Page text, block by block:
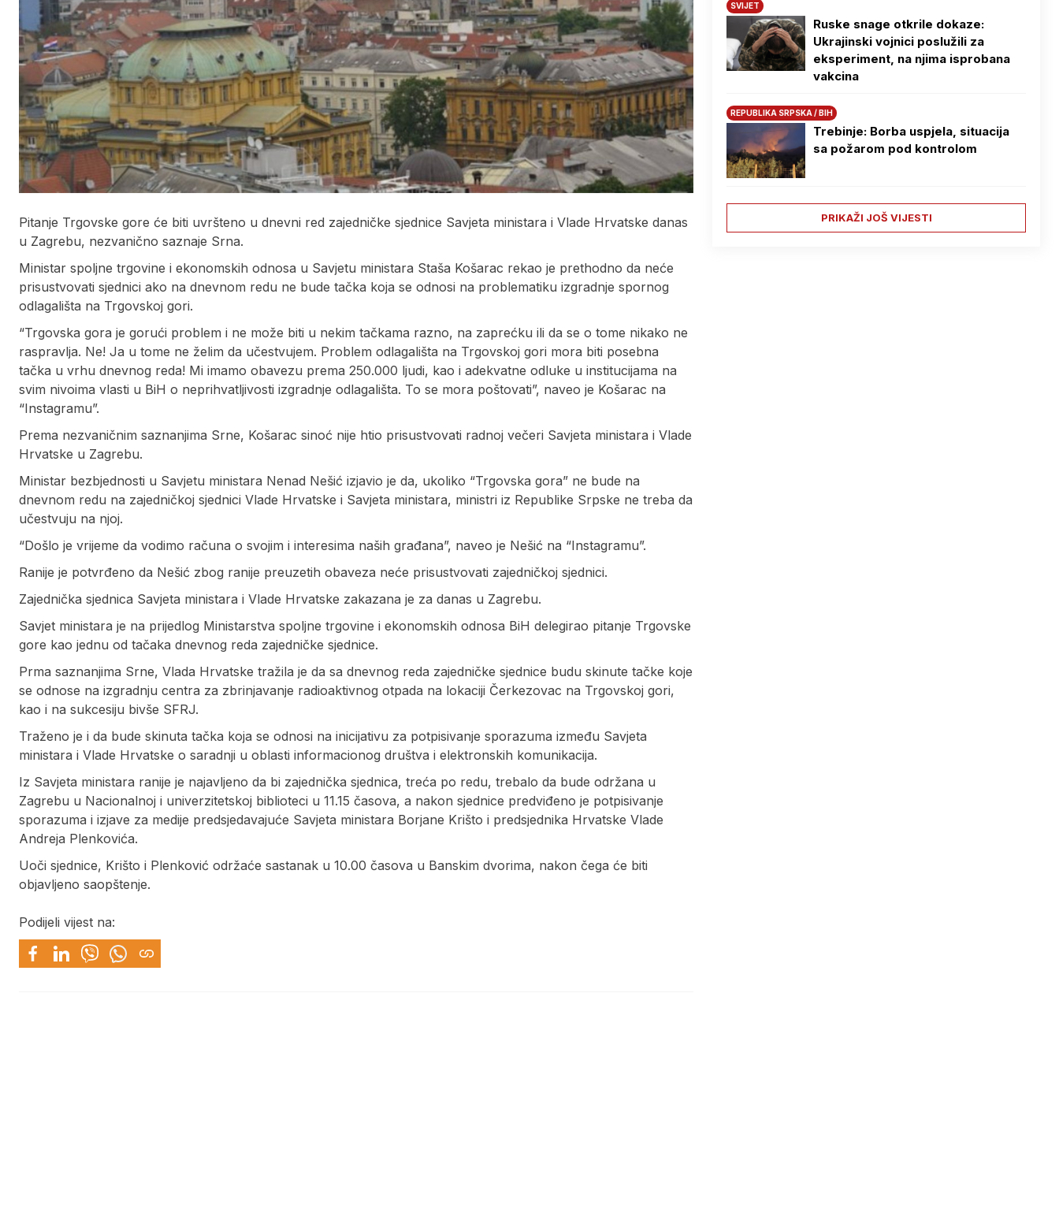
Pitanje Trgovske gore će biti uvršteno u dnevni red zajedničke sjednice Savjeta ministara i Vlade Hrvatske danas
u Zagrebu, nezvanično saznaje Srna.
Ministar spoljne trgovine i ekonomskih odnosa u Savjetu ministara Staša Košarac rekao je prethodno da neće
prisustvovati sjednici ako na dnevnom redu ne bude tačka koja se odnosi na problematiku izgradnje spornog
odlagališta na Trgovskoj gori.
“Trgovska gora je gorući problem i ne može biti u nekim tačkama razno, na zaprećku ili da se o tome nikako ne
raspravlja. Ne! Ja u tome ne želim da učestvujem. Problem odlagališta na Trgovskoj gori mora biti posebna
tačka u vrhu dnevnog reda! Mi imamo obavezu prema 250.000 ljudi, kao i adekvatne odluke u institucijama na
svim nivoima vlasti u BiH o neprihvatljivosti izgradnje odlagališta. To se mora poštovati”, naveo je Košarac na
“Instagramu”.
Prema nezvaničnim saznanjima Srne, Košarac sinoć nije htio prisustvovati radnoj večeri Savjeta ministara i Vlade
Hrvatske u Zagrebu.
Ministar bezbjednosti u Savjetu ministara Nenad Nešić izjavio je da, ukoliko “Trgovska gora” ne bude na
dnevnom redu na zajedničkoj sjednici Vlade Hrvatske i Savjeta ministara, ministri iz Republike Srpske ne treba da
učestvuju na njoj.
“Došlo je vrijeme da vodimo računa o svojim i interesima naših građana”, naveo je Nešić na “Instagramu”.
Ranije je potvrđeno da Nešić zbog ranije preuzetih obaveza neće prisustvovati zajedničkoj sjednici.
Zajednička sjednica Savjeta ministara i Vlade Hrvatske zakazana je za danas u Zagrebu.
Savjet ministara je na prijedlog Ministarstva spoljne trgovine i ekonomskih odnosa BiH delegirao pitanje Trgovske
gore kao jednu od tačaka dnevnog reda zajedničke sjednice.
Prma saznanjima Srne, Vlada Hrvatske tražila je da sa dnevnog reda zajedničke sjednice budu skinute tačke koje
se odnose na izgradnju centra za zbrinjavanje radioaktivnog otpada na lokaciji Čerkezovac na Trgovskoj gori,
kao i na sukcesiju bivše SFRJ.
Traženo je i da bude skinuta tačka koja se odnosi na inicijativu za potpisivanje sporazuma između Savjeta
ministara i Vlade Hrvatske o saradnji u oblasti informacionog društva i elektronskih komunikacija.
Iz Savjeta ministara ranije je najavljeno da bi zajednička sjednica, treća po redu, trebalo da bude održana u
Zagrebu u Nacionalnoj i univerzitetskoj biblioteci u 11.15 časova, a nakon sjednice predviđeno je potpisivanje
sporazuma i izjave za medije predsjedavajuće Savjeta ministara Borjane Krišto i predsjednika Hrvatske Vlade
Andreja Plenkovića.
Uoči sjednice, Krišto i Plenković održaće sastanak u 10.00 časova u Banskim dvorima, nakon čega će biti
objavljeno saopštenje.
Podijeli vijest na:
SVIJET
Ruske snage otkrile dokaze:
Ukrajinski vojnici poslužili za
eksperiment, na njima isprobana
vakcina
REPUBLIKA SRPSKA / BIH
Trebinje: Borba uspjela, situacija
sa požarom pod kontrolom
PRIKAŽI JOŠ VIJESTI